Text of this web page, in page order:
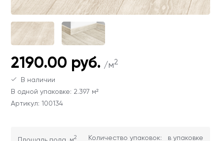
ОТПРАВИТЬ
Ваши данные не будут переданы третьим
Ваши данные не будут переданы третьим
лицам
Ваши данные не будут переданы третьим
лицам
2190.00 руб. /м2
В наличии
В одной упаковке: 2.397 м²
Артикул: 100134
Площадь пола, м2 Количество упаковок: в упаковке